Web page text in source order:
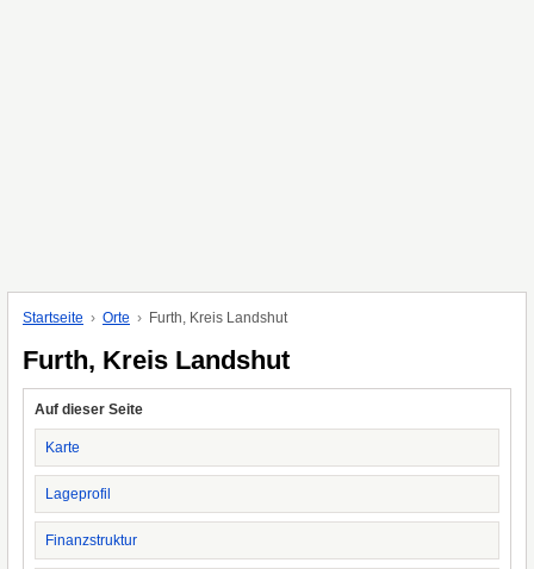
Startseite Orte Furth, Kreis Landshut
Furth, Kreis Landshut
Auf dieser Seite
Karte
Lageprofil
Finanzstruktur